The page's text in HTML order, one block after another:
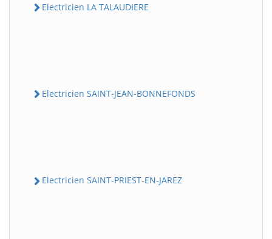
Electricien LA TALAUDIERE
Electricien SAINT-JEAN-BONNEFONDS
Electricien SAINT-PRIEST-EN-JAREZ